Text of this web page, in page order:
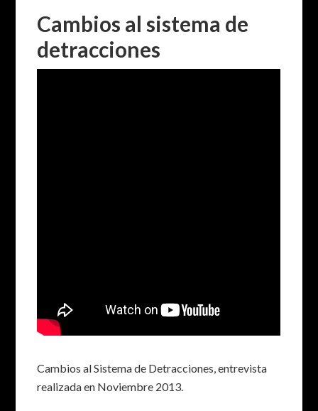
Cambios al sistema de
detracciones
Cambios al Sistema de Detracciones, entrevista
realizada en Noviembre 2013.